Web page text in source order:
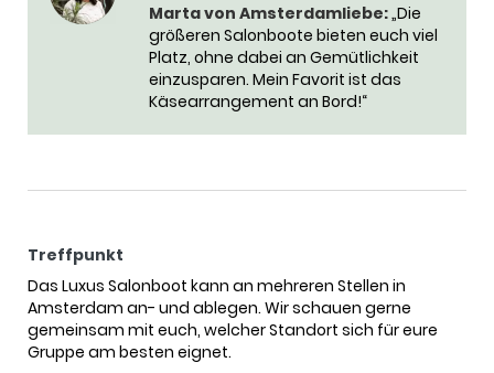
Marta von Amsterdamliebe:„Die
größeren Salonboote bieten euch viel
Platz, ohne dabei an Gemütlichkeit
einzusparen. Mein Favorit ist das
Käsearrangement an Bord!“
Treffpunkt
Das Luxus Salonboot kann an mehreren Stellen in
Amsterdam an- und ablegen. Wir schauen gerne
gemeinsam mit euch, welcher Standort sich für eure
Gruppe am besten eignet.